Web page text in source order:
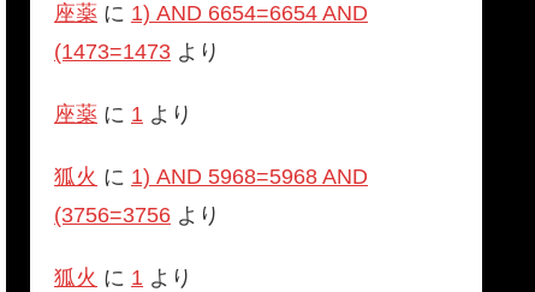
座薬 に 1) AND 6654=6654 AND
(1473=1473 より
座薬 に 1 より
狐火 に 1) AND 5968=5968 AND
(3756=3756 より
狐火 に 1 より